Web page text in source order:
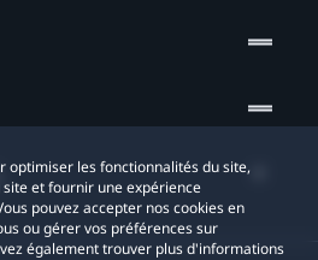
optimiser les fonctionnalités du site,
et fournir une expérience
pouvez accepter nos cookies en
ou gérer vos préférences sur
également trouver plus d'informations